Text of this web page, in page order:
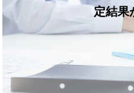
定結果